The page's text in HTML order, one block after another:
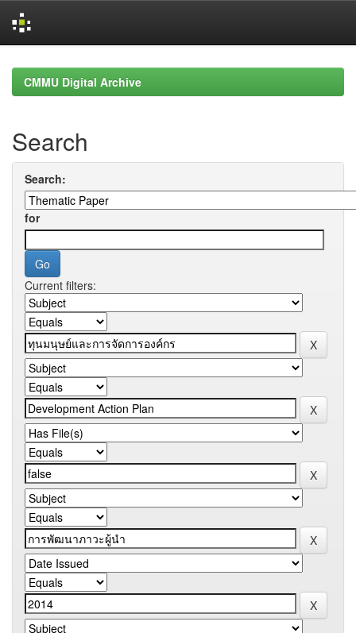
navigationCMMU Digital Archive
Search
Search:
for
Current filters: